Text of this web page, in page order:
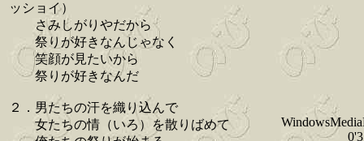
ッショイ）
さみしがりやだから
祭りが好きなんじゃなく
笑顔が見たいから
祭りが好きなんだ
２．男たちの汗を織り込んで
女たちの情（いろ）を散りばめて